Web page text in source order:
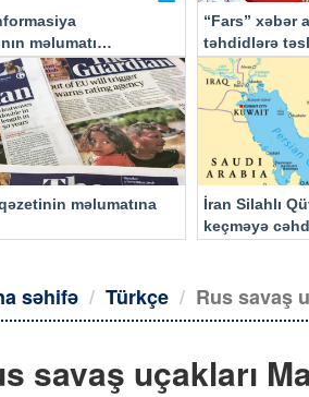
məlumatı
“Fars” xəbər
təhdidlərə
məlumatına
İran Silahlı
keçməyə
səhifə Türkçe Rus savaş
savaş uçakları